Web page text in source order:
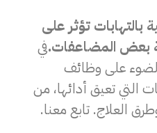
بالتهابات تؤثر على
بعض المضاعفات.في
على وظائف
التي تعيق أدائها، من
العلاج. تابع معنا.